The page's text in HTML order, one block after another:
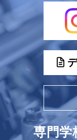
専門学